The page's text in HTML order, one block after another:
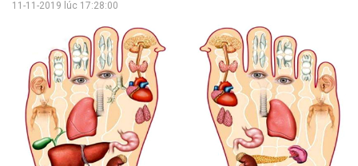
11-11-2019 lúc 17:28:00